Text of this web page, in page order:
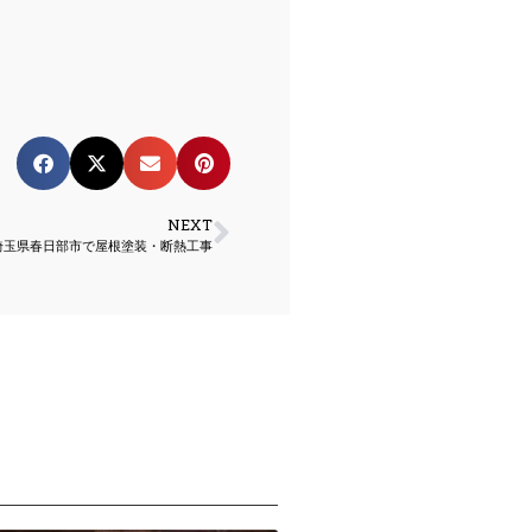
NEXT
玉県春日部市で屋根塗装・断熱工事